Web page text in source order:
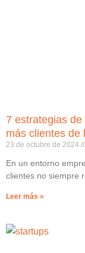
7 estrategias
más clientes de
23 de octubre de 2024
En un entorno
clientes no siempre
Leer más »